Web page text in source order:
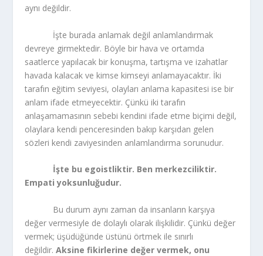
aynı değildir.
İşte burada anlamak değil anlamlandırmak
devreye girmektedir. Böyle bir hava ve ortamda
saatlerce yapılacak bir konuşma, tartışma ve izahatlar
havada kalacak ve kimse kimseyi anlamayacaktır. İki
tarafın eğitim seviyesi, olayları anlama kapasitesi ise bir
anlam ifade etmeyecektir. Çünkü iki tarafın
anlaşamamasının sebebi kendini ifade etme biçimi değil,
olaylara kendi penceresinden bakıp karşıdan gelen
sözleri kendi zaviyesinden anlamlandırma sorunudur.
İşte bu egoistliktir. Ben merkezciliktir.
Empati yoksunluğudur.
Bu durum aynı zaman da insanların karşıya
değer vermesiyle de dolaylı olarak ilişkilidir. Çünkü değer
vermek; üşüdüğünde üstünü örtmek ile sınırlı
değildir.Aksine fikirlerine değer vermek, onu